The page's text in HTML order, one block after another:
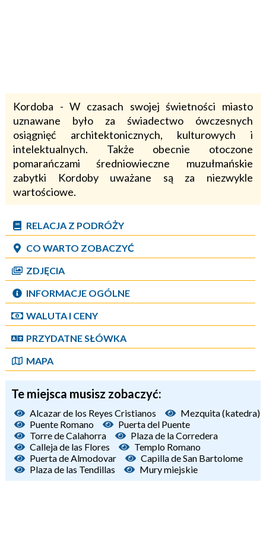
Kordoba - W czasach swojej świetności miasto
uznawane było za świadectwo ówczesnych
osiągnięć architektonicznych, kulturowych i
intelektualnych. Także obecnie otoczone
pomarańczami średniowieczne muzułmańskie
zabytki Kordoby uważane są za niezwykle
wartościowe.
RELACJA Z PODRÓŻY
CO WARTO ZOBACZYĆ
ZDJĘCIA
INFORMACJE OGÓLNE
WALUTA I CENY
PRZYDATNE SŁÓWKA
MAPA
Te miejsca musisz zobaczyć:
Alcazar de los Reyes Cristianos
Mezquita (katedra)
Puente Romano
Puerta del Puente
Torre de Calahorra
Plaza de la Corredera
Calleja de las Flores
Templo Romano
Puerta de Almodovar
Capilla de San Bartolome
Plaza de las Tendillas
Mury miejskie